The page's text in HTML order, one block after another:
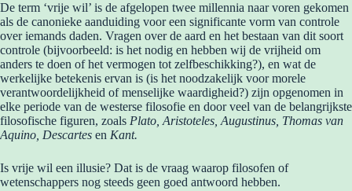
De term ‘vrije wil’ is de afgelopen twee millennia naar voren gekomen
als de canonieke aanduiding voor een significante vorm van controle
over iemands daden. Vragen over de aard en het bestaan van dit soort
controle (bijvoorbeeld: is het nodig en hebben wij de vrijheid om
anders te doen of het vermogen tot zelfbeschikking?), en wat de
werkelijke betekenis ervan is (is het noodzakelijk voor morele
verantwoordelijkheid of menselijke waardigheid?) zijn opgenomen in
elke periode van de westerse filosofie en door veel van de belangrijkste
filosofische figuren, zoals Plato, Aristoteles, Augustinus, Thomas van
Aquino, Descartes en Kant.
Is vrije wil een illusie? Dat is de vraag waarop filosofen of
wetenschappers nog steeds geen goed antwoord hebben.